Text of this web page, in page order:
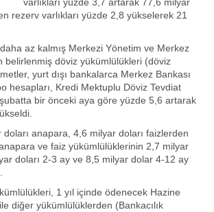
rezerv varlıkları yüzde 2,8 yükselerek 21
az kalmış Merkezi Yönetim ve Merkez
belirlenmiş döviz yükümlülükleri (döviz
yurt dışı bankalarca Merkez Bankası
hesapları, Kredi Mektuplu Döviz Tevdiat
bir önceki aya göre yüzde 5,6 artarak
doları anapara, 4,6 milyar doları faizlerden
ve faiz yükümlülüklerinin 2,7 milyar
doları 2-3 ay ve 8,5 milyar dolar 4-12 ay
1 yıl içinde ödenecek Hazine
diğer yükümlülüklerden (Bankacılık